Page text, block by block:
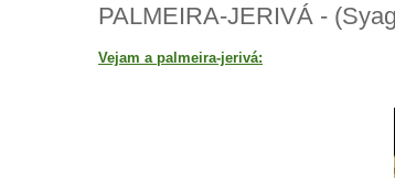
PALMEIRA-JERIVÁ -
Vejam a palmeira-jerivá: